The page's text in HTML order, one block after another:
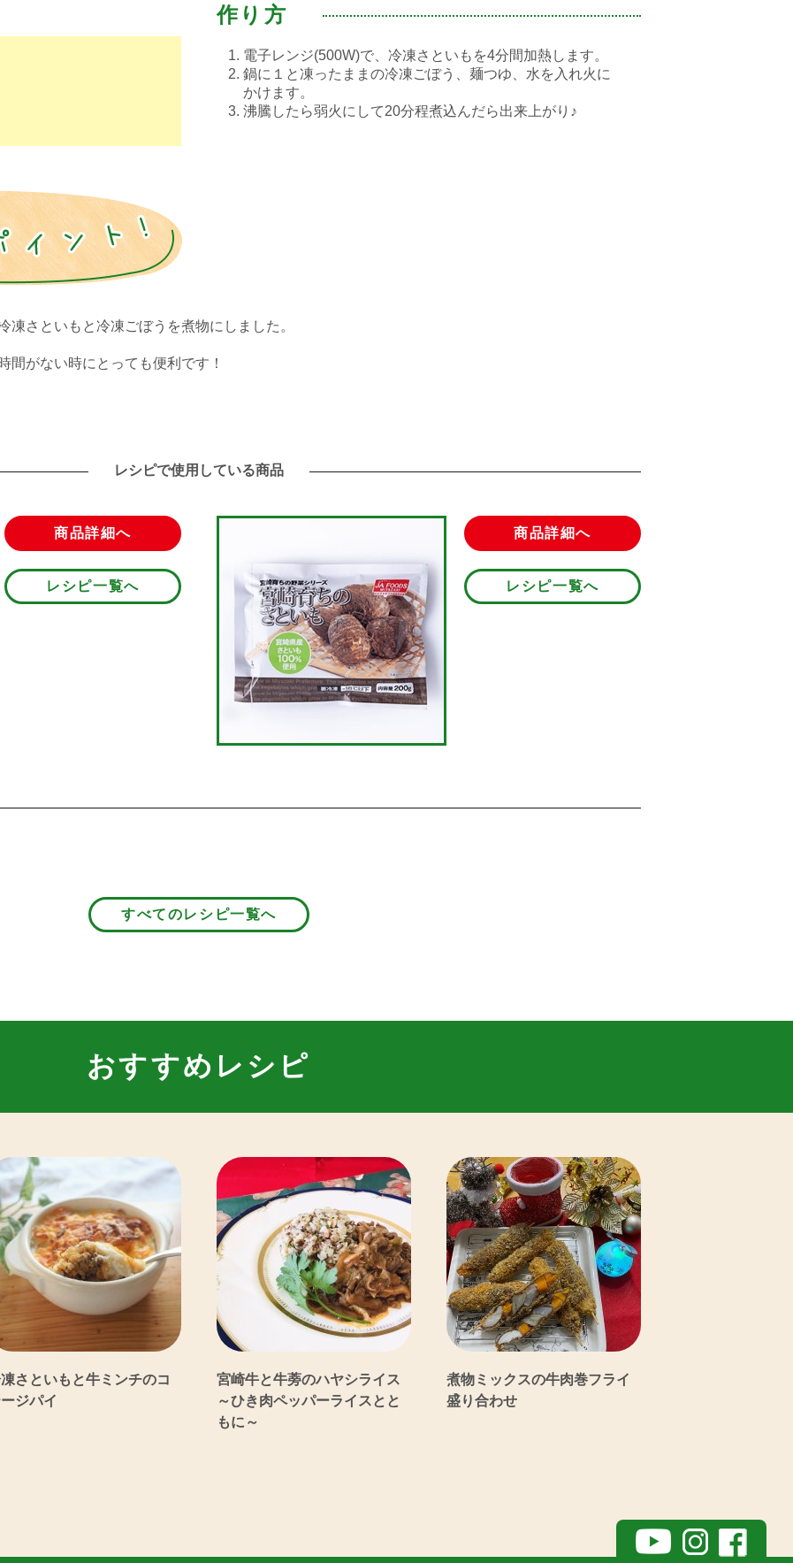
作り方
電子レンジ(500W)で、冷凍さといもを4分間加熱します。
鍋に１と凍ったままの冷凍ごぼう、麺つゆ、水を入れ火に
かけます。
沸騰したら弱火にして20分程煮込んだら出来上がり♪
凍さといもと冷凍ごぼうを煮物にしました。
間がない時にとっても便利です！
レシピで使用している商品
商品詳細へ
レシピ一覧へ
商品詳細へ
レシピ一覧へ
すべてのレシピ一覧へ
おすすめレシピ
さといもと牛ミンチのコ
ジパイ
宮崎牛と牛蒡のハヤシライス
～ひき肉ペッパーライスとと
もに～
煮物ミックスの牛肉巻フライ
盛り合わせ